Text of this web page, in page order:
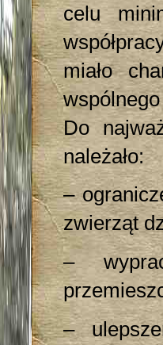
celu
miało
Do
należało:
–
zwierząt
–
–